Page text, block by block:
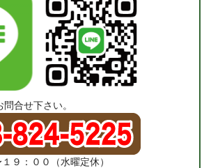
合せ下さい。
９：００（水曜定休）